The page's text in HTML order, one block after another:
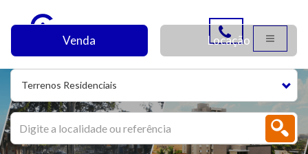
Terrenos Residenciais
Venda Locação